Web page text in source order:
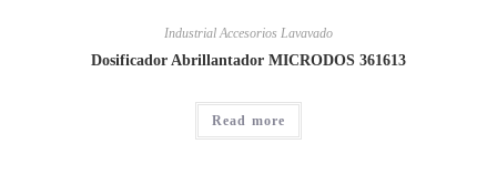
Industrial Accesorios Lavavado
Dosificador Abrillantador MICRODOS 361613
Read more